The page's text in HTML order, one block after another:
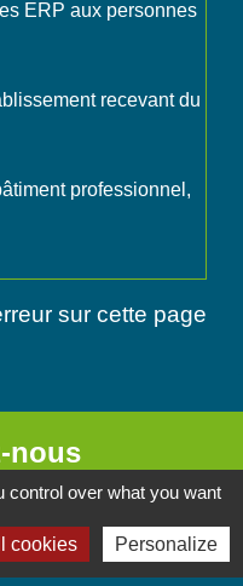
ERP aux personnes
recevant du
professionnel,
sur cette page
nous
Chignin
- Le Chef Lieu
FRANCE
control over what you want
cookies Personalize